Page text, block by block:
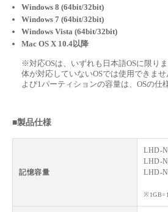
Windows 8 (64bit/32bit)
Windows 7 (64bit/32bit)
Windows Vista (64bit/32bit)
Mac OS X 10.4以降
※対応OSは、いずれも日本語OSに限り
体が対応していないOSでは使用できま
よび1パーティションの容量は、OSの仕
■製品仕様
記憶容量
LHD-
LHD-
LHD-